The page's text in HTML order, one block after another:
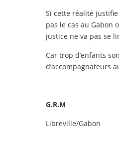
Si cette réalité
pas le cas au Gabon
justice ne va pas se
Car trop d’enfants
d’accompagnateurs
G.R.M
Libreville/Gabon